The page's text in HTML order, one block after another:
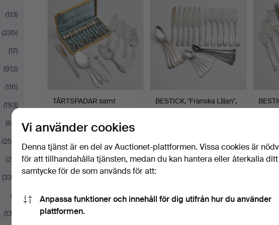
(113)
(235)
(17)
(912)
(116)
(193)
(85)
(252)
(25)
(330)
(3)
(132)
TÅRTSPADAR samt
SKEDAR, nysilver, 22
delar…
1 bud
32 USD
BESTICK, "Franska Liljan",
29 delar, nysil…
32 USD 101
Vi använder cookies
Denna tjänst är en del av Auctionet-plattformen. Vissa cookies är
för att tillhandahålla tjänsten, medan du kan hantera eller återkalla ditt
samtycke för de som används för att:
Anpassa funktioner och innehåll för dig utifrån hur du använder
plattformen.